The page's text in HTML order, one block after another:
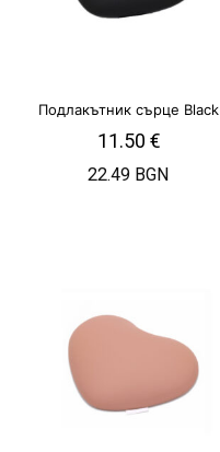
Подлакътник сърце Black
11.50 €
22.49 BGN